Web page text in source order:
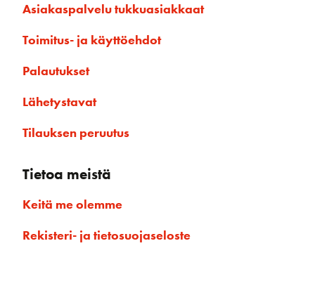
Asiakaspalvelu tukkuasiakkaat
Toimitus- ja käyttöehdot
Palautukset
Lähetystavat
Tilauksen peruutus
Tietoa meistä
Keitä me olemme
Rekisteri- ja tietosuojaseloste